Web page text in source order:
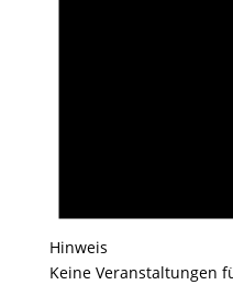
Hinweis
Keine Veranstaltungen